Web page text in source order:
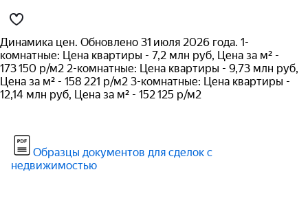
Динамика цен. Обновлено 31 июля 2026 года. 1-
комнатные: Цена квартиры - 7,2 млн руб, Цена за м² -
173 150 р/м2 2-комнатные: Цена квартиры - 9,73 млн руб,
Цена за м² - 158 221 р/м2 3-комнатные: Цена квартиры -
12,14 млн руб, Цена за м² - 152 125 р/м2
Образцы документов для сделок с
недвижимостью